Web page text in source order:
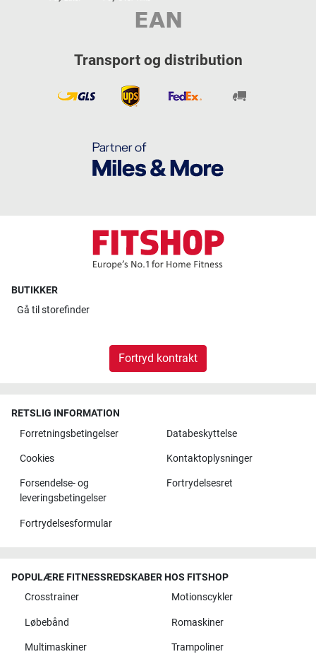
Transport og distribution
BUTIKKER
Gå til storefinder
Fortryd kontrakt
RETSLIG INFORMATION
Forretningsbetingelser
Databeskyttelse
Cookies Kontaktoplysninger
Forsendelse- og
leveringsbetingelser
Fortrydelsesret
Fortrydelsesformular
POPULÆRE FITNESSREDSKABER HOS FITSHOP
Crosstrainer
Motionscykler
Løbebånd Romaskiner
Multimaskiner Trampoliner